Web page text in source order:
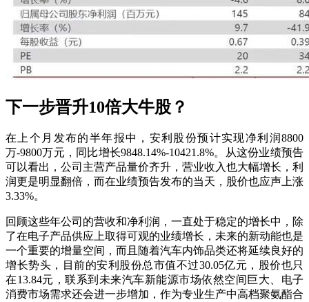
下一步晋升10倍大牛股？
在上个月发布的半年报中，安利股份预计实现净利润8800
万-9800万元，同比增长9848.14%-10421.8%。从这份业绩预告
可以看出，公司主营产品量价齐升，营业收入也大幅增长，利
润更是明显翻倍，而在业绩预告发布的当天，股价也应声上涨
3.33%。
回顾这些年公司的营收和净利润，一直处于稳定的增长中，除
了在电子产品供应上取得可观的业绩增长，未来的新动能也是
一个重要的增量空间，而且随着汽车内饰品类还将延续良好的
增长势头，目前的安利股份总市值不过30.05亿元，股价也只
在13.84元，联系到未来汽车新能源市场依然空间巨大、电子
消费市场需求还会进一步增加，作为专业生产中高档聚氨酯合